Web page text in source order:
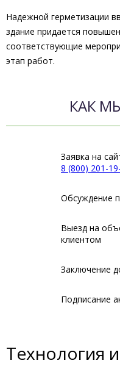
Надежной герметизации
здание придается
соответствующие
этап работ.
КАК
Заявка на
8 (800) 201-
Обсуждение
Выезд на
клиентом
Заключение
Подписание
Технология